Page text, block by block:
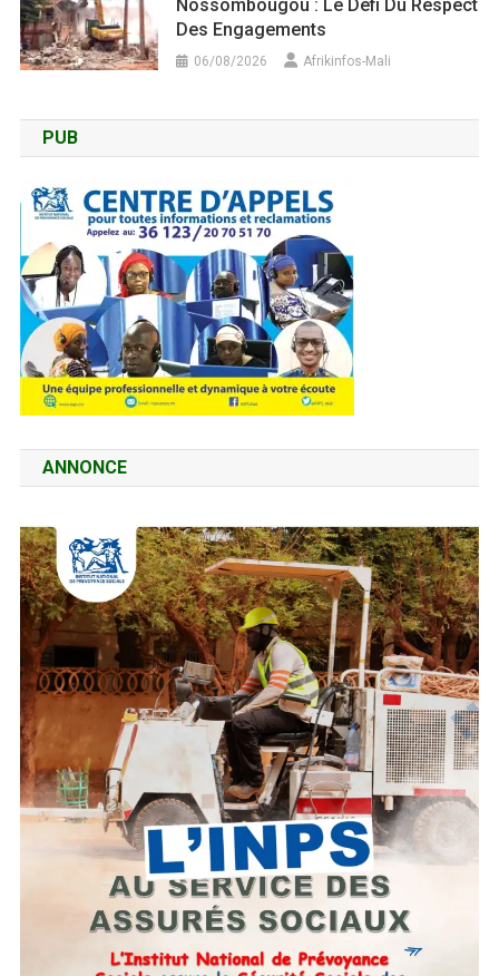
Nossombougou : Le Défi Du Respect
Des Engagements
06/08/2026 Afrikinfos-Mali
PUB
ANNONCE